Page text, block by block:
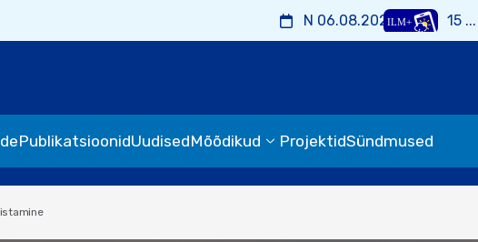
N 06.08.2026 15
PublikatsioonidUudisedMõõdikud ProjektidSündmused